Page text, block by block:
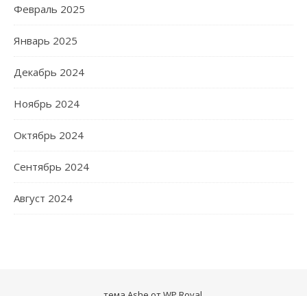
Февраль 2025
Январь 2025
Декабрь 2024
Ноябрь 2024
Октябрь 2024
Сентябрь 2024
Август 2024